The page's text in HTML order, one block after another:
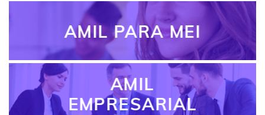
AMIL PARA MEI
AMIL
EMPRESARIAL